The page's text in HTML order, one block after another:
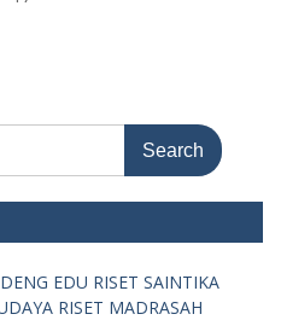
EDU RISET SAINTIKA
RISET MADRASAH